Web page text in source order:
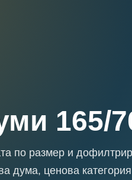
165/
по размер и
дума, ценова